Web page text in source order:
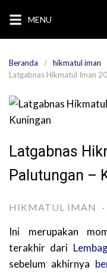
konten
MENU
Beranda
hikmatul iman
Latgabnas Hikmatul Iman
Latgabnas
Palutungan –
HIKMATUL IMAN ·
Ini merupakan
terakhir dari
sebelum akhirnya